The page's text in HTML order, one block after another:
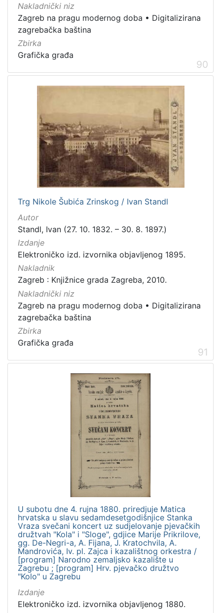
Nakladnički niz
Zagreb na pragu modernog doba • Digitalizirana
zagrebačka baština
Zbirka
Grafička građa
90
Trg Nikole Šubića Zrinskog / Ivan Standl
Autor
Standl, Ivan (27. 10. 1832. – 30. 8. 1897.)
Izdanje
Elektroničko izd. izvornika objavljenog 1895.
Nakladnik
Zagreb : Knjižnice grada Zagreba, 2010.
Nakladnički niz
Zagreb na pragu modernog doba • Digitalizirana
zagrebačka baština
Zbirka
Grafička građa
91
U subotu dne 4. rujna 1880. priredjuje Matica
hrvatska u slavu sedamdesetgodišnjice Stanka
Vraza svečani koncert uz sudjelovanje pjevačkih
družtvah "Kola" i "Sloge", gdjice Marije Prikrilove,
gg. De-Negri-a, A. Fijana, J. Kratochvila, A.
Mandrovića, Iv. pl. Zajca i kazalištnog orkestra /
[program] Narodno zemaljsko kazalište u
Zagrebu ; [program] Hrv. pjevačko družtvo
"Kolo" u Zagrebu
Izdanje
Elektroničko izd. izvornika objavljenog 1880.